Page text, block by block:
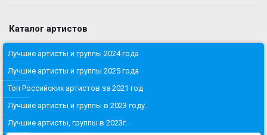
Каталог артистов
Лучшие артисты и группы 2024 года
Лучшие артисты и группы 2025 года
Топ Российских артистов за 2021 год
Лучшие артисты и группы в 2023 году.
Лучшие артисты, группы в 2023г.